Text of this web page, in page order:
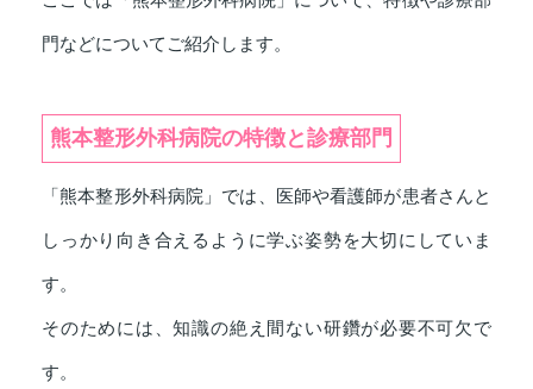
門などについてご紹介します。
熊本整形外科病院の特徴と診療部門
「熊本整形外科病院」では、医師や看護師が患者さんと
しっかり向き合えるように学ぶ姿勢を大切にしていま
す。
そのためには、知識の絶え間ない研鑽が必要不可欠で
す。